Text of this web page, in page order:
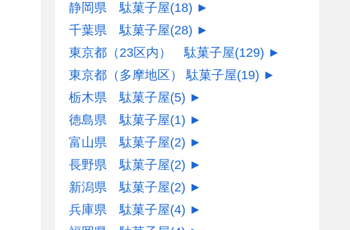
静岡県 駄菓子屋(18) ►
千葉県 駄菓子屋(28) ►
東京都（23区内） 駄菓子屋(129) ►
東京都（多摩地区） 駄菓子屋(19) ►
栃木県 駄菓子屋(5) ►
徳島県 駄菓子屋(1) ►
富山県 駄菓子屋(2) ►
長野県 駄菓子屋(2) ►
新潟県 駄菓子屋(2) ►
兵庫県 駄菓子屋(4) ►